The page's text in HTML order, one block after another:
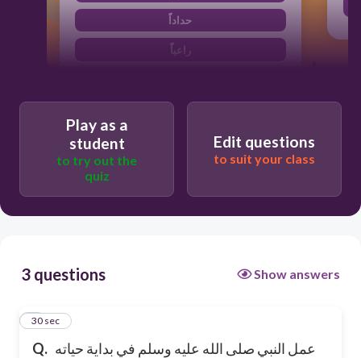
حداداً
راعياً
Play as a
student
to try out the
quiz
Edit questions
to suit your class
3 questions Show answers
Q. عمل النبي صلى الله عليه وسلم في بداية حياته
1
30 sec